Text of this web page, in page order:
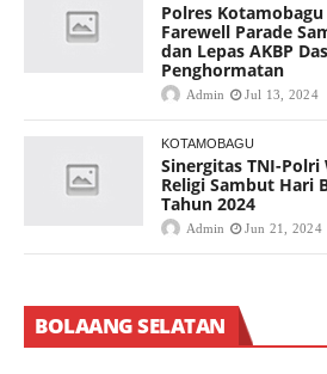
Polres
Farewell Parade
dan Lepas AKBP
Penghormatan
Admin Jul 13, 2024
KOTAMOBAGU
Sinergitas TNI-
Religi Sambut Hari
Tahun 2024
Admin Jun 21, 2024
BOLAANG SELATAN